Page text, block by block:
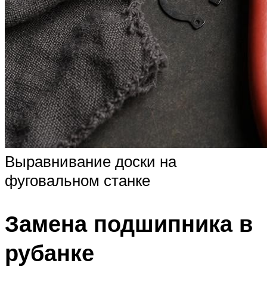
Выравнивание доски на
фуговальном станке
Замена подшипника в
рубанке